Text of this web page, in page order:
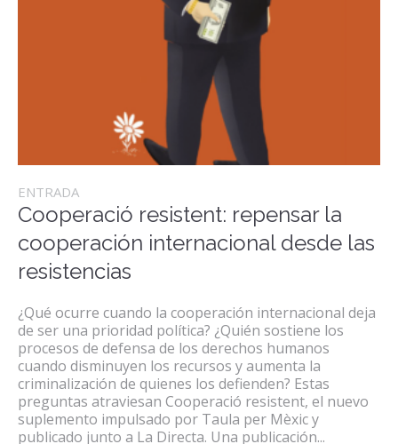
ENTRADA
Cooperació resistent: repensar la
cooperación internacional desde las
resistencias
¿Qué ocurre cuando la cooperación internacional deja
de ser una prioridad política? ¿Quién sostiene los
procesos de defensa de los derechos humanos
cuando disminuyen los recursos y aumenta la
criminalización de quienes los defienden? Estas
preguntas atraviesan Cooperació resistent, el nuevo
suplemento impulsado por Taula per Mèxic y
publicado junto a La Directa. Una publicación...